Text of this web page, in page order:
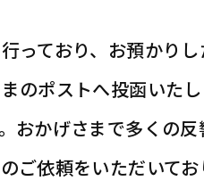
っており、お預かり
のポストへ投函いた
おかげさまで多くの
ご依頼をいただいてお